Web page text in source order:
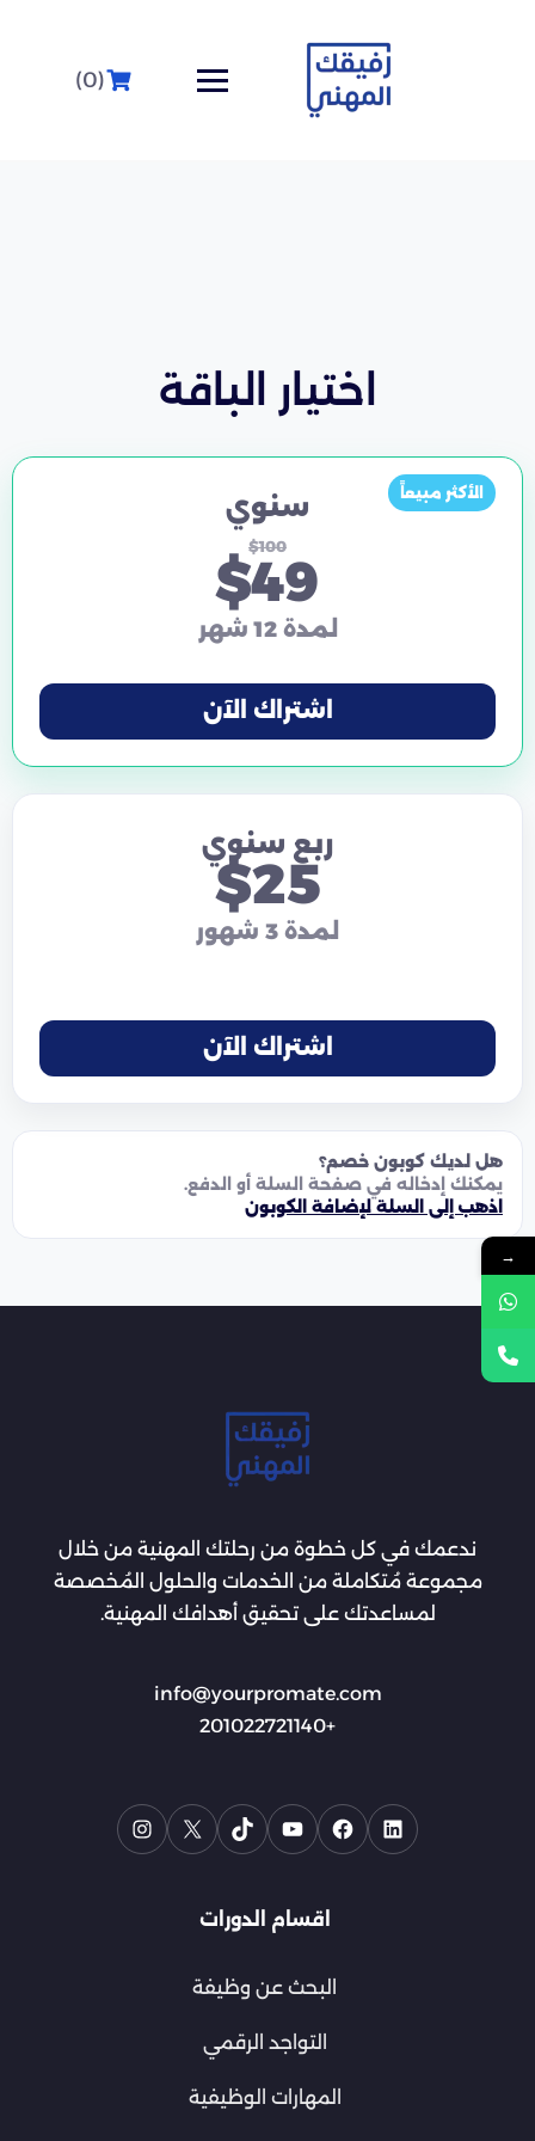
(0)
اختيار الباقة
الأكثر مبيعاً سنوي
$100
$49
لمدة 12 شهر
اشتراك الآن
ربع سنوي
$25
لمدة 3 شهور
اشتراك الآن
هل لديك كوبون خصم؟
يمكنك إدخاله في صفحة السلة أو الدفع.
اذهب إلى السلة لإضافة الكوبون
ندعمك في كل خطوة من رحلتك المهنية من خلال
مجموعة مُتكاملة من الخدمات والحلول المُخصصة
لمساعدتك على تحقيق أهدافك المهنية.
info@yourpromate.com
+201022721140
اقسام الدورات
البحث عن وظيفة
التواجد الرقمي
المهارات الوظيفية
→